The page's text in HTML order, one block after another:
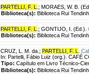
PARTELLI, F. L ; MORAES, W. B.
Biblioteca(s): Biblioteca Rui
PARTELLI, F. L ; GONTIJO, I. (Ed.).
Biblioteca(s): Biblioteca Rui
CRUZ, L. M. da. ; PARTELLI, F. L
In: Partelli, Fábio Luiz (org.). CAFÉ
Tipo: Capítulo em Livro Técnico-
Biblioteca(s): Biblioteca Rui